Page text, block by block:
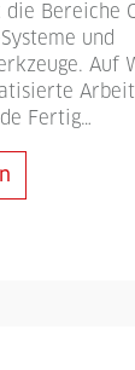
Bereiche
und
Auf
Fertig…